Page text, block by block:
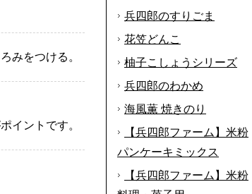
みをつける。
イントです。
兵四郎のすりごま
花笠どんこ
柚子こしょうシリーズ
兵四郎のわかめ
海風薫 焼きのり
【兵四郎ファーム】米粉
パンケーキミックス
【兵四郎ファーム】米粉